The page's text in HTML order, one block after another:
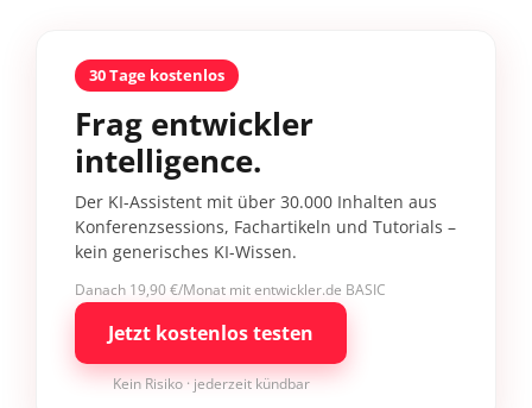
30 Tage kostenlos
Frag entwickler
intelligence.
Der KI-Assistent mit über 30.000 Inhalten aus
Konferenzsessions, Fachartikeln und Tutorials –
kein generisches KI-Wissen.
Danach 19,90 €/Monat mit entwickler.de BASIC
Jetzt kostenlos testen
Kein Risiko · jederzeit kündbar